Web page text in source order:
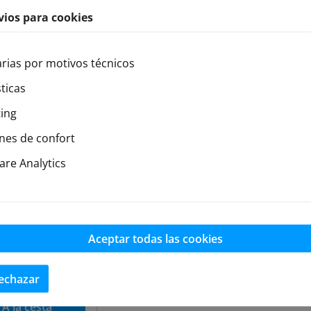
Hex
de producto:
M-Drive
de envío
A la cesta
para cookies
por motivos técnicos
de confort
Analytics
Aceptar todas las cookies